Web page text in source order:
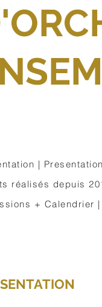
| Presentation
réalisés depuis
+ Calendrier